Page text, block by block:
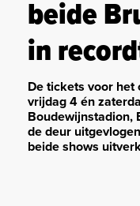
beide
in
De tickets voor het
vrijdag 4 én
Boudewijnstadion,
de deur
beide shows